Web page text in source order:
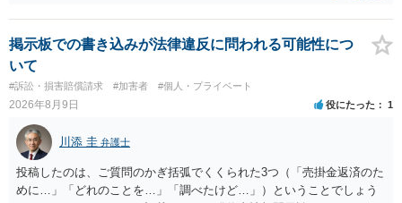
な投稿をする場合にはなおさら）。
掲示板での書き込みが法律違反に問われる可能性につ
いて
#訴訟・損害賠償請求 #加害者 #個人・プライベート
2026年8月9日 役にたった 1
川添 圭 弁護士
投稿したのは、ご質問のかぎ括弧でくくられた3つ（「売掛金返済のた
めに…」「どれのことを…」「調べたけど…」）ということでしょう